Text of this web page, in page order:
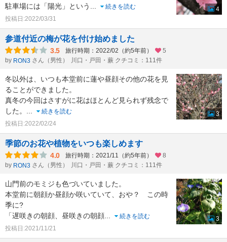
駐車場には「陽光」という
続きを読む
投稿日:2022/03/31
4
参道付近の梅が花を付け始めました
3.5 旅行時期：2022/02（約5年前）
5
by RON3 さん（男性） 川口・戸田・蕨 クチコミ：111件
冬以外は、いつも本堂前に蓮や昼顔その他の花を見
ることができました。
真冬の今回はさすがに花はほとんど見られず残念で
した。
続きを読む
投稿日:2022/02/24
3
季節のお花や植物をいつも楽しめます
4.0 旅行時期：2021/11（約5年前）
8
by RON3 さん（男性） 川口・戸田・蕨 クチコミ：111件
山門前のモミジも色づいていました。
本堂前に朝顔か昼顔か咲いていて、おや？ この時
季に?
「遅咲きの朝顔、昼咲きの朝顔
続きを読む
投稿日:2021/11/21
3